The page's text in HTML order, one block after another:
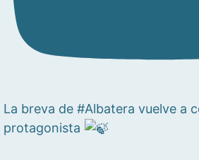
La breva de #Albatera vuelve a
protagonista